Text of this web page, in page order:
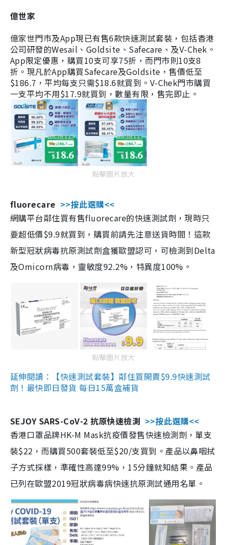
億世家
億家世門市及App現已有售6款快速測試套裝，包括香港
公司研發的Wesail、Goldsite、Safecare、及V-Chek。
App限定優惠，購買10支可享75折，而門市則10支8
折。現凡於App購買Safecare及Goldsite，售價低至
$186.7，平均每支只需$18.6就買到。V-Chek門市購買
一支平均不用$17.9就買到，數量有限，售完即止。
點擊圖片放大
fluorecare >>按此選購<<
網購平台鄰住買有售fluorecare的快速測試劑，現時只
要超低價$9.9就買到，購買前請先注意送貨時間！這款
新型冠狀病毒抗原測試劑盒獲歐盟認可，可檢測到Delta
及Omicorn病毒，靈敏度92.2%，特異度100%。
點擊圖片放大
延伸閱讀：【快速測試套裝】鄰住買開賣$9.9快速測試
劑！最快即日發貨 每日15萬盒補貨
SEJOY SARS-CoV-2 抗原快速檢測 >>按此選購<<
香港口罩品牌HK-M Mask抗疫價發售快速檢測劑，單支
裝$22，而購買500套裝低至$20/支買到。產品以鼻咽拭
子方式採樣，準確性高達99%，15分鐘就知結果。產品
已列在歐盟2019冠狀病毒病快速抗原測試通用名單。